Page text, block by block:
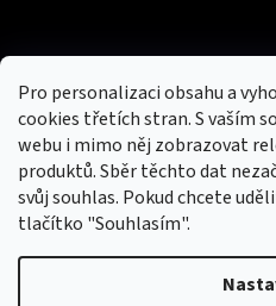
Pro personalizaci obsahu a
cookies třetích stran. S vaším
webu i mimo něj zobrazovat
produktů. Sběr těchto dat
svůj souhlas. Pokud chcete
tlačítko "Souhlasím".
Nový obchod s batohy,